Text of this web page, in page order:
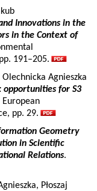
Innovations in the
in the Context of
191–205.
Agnieszka
for S3
European
pp. 29.
Geometry
in Scientific
Relations.
Płoszaj